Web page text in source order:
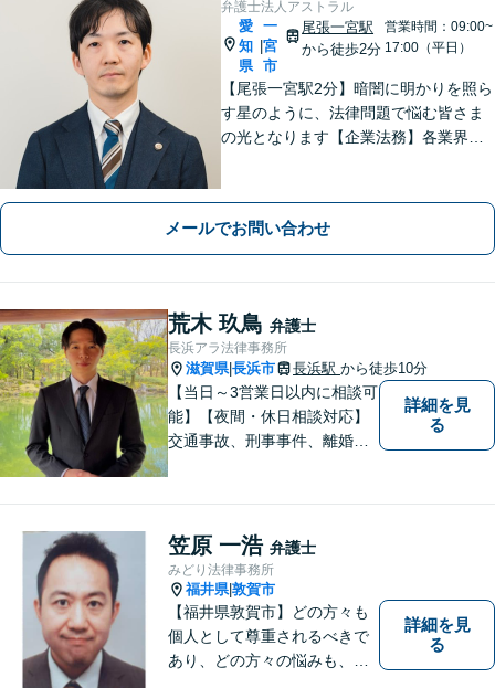
弁護士法人アストラル
愛
知
県
|
一
宮
市
尾張一宮駅
から徒歩2分
営業時間：09:00~
17:00（平日）
【尾張一宮駅2分】暗闇に明かりを照ら
す星のように、法律問題で悩む皆さま
の光となります【企業法務】各業界特
拠収集・協議前〜紛争段階、どのフェ
ーズにも対応【完全個室】
メールでお問い合わせ
荒木 玖鳥 弁護士
長浜アラ法律事務所
滋賀県|長浜市 長浜駅 から徒歩10分
【当日～3営業日以内に相談可
能】【夜間・休日相談対応】
交通事故、刑事事件、離婚・
詳細を見
る
笠原 一浩 弁護士
みどり法律事務所
福井県|敦賀市
【福井県敦賀市】どの方々も
個人として尊重されるべきで
あり、どの方々の悩みも、そ
詳細を見
る